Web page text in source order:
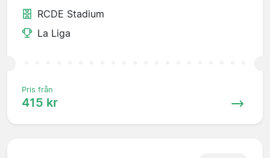
RCDE Stadium
La Liga
Pris från
415 kr